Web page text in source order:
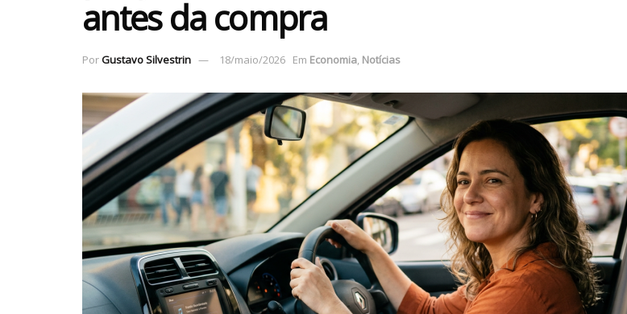
antes da compra
PorGustavo Silvestrin 18/maio/2026 Em Economia, Notícias